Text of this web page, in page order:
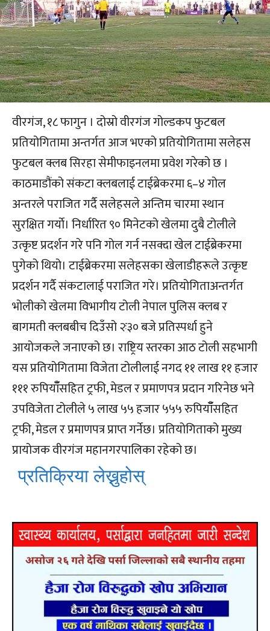
वीरगंज, १८ फागुन । दोस्रो वीरगंज गोल्डकप फुटबल
प्रतियोगितामा अन्तर्गत आज भएको प्रतियोगितामा सलेहस
फुटबल क्लब सिरहा सेमीफाइनलमा प्रवेश गरेको छ ।
काठमाडौंको संकटा क्लबलाई टाईब्रेकरमा ६–४ गोल
अन्तरले पराजित गर्दै सलेहसले अन्तिम चारमा स्थान
सुरक्षित गर्याे। निर्धारित ९० मिनेटको खेलमा दुबै टोलीले
उत्कृष्ट प्रदर्शन गरे पनि गोल गर्न नसक्दा खेल टाईब्रेकरमा
पुगेको थियो। टाईब्रेकरमा सलेहसका खेलाडीहरूले उत्कृष्ट
प्रदर्शन गर्दै संकटालाई पराजित गरे। प्रतियोगिताअन्तर्गत
भोलीको खेलमा विभागीय टोली नेपाल पुलिस क्लब र
बागमती क्लबबीच दिउँसो २ः३० बजे प्रतिस्पर्धा हुने
आयोजकले जनाएको छ। राष्ट्रिय स्तरका आठ टोली सहभागी
यस प्रतियोगितामा विजेता टोलीलाई नगद ११ लाख ११ हजार
१११ रुपियाँँसहित ट्रफी, मेडल र प्रमाणपत्र प्रदान गरिनेछ भने
उपविजेता टोलीले ५ लाख ५५ हजार ५५५ रुपियाँँसहित
ट्रफी, मेडल र प्रमाणपत्र प्राप्त गर्नेछ। प्रतियोगिताको मुख्य
प्रायोजक वीरगंज महानगरपालिका रहेको छ।
प्रतिक्रिया लेख्नुहोस्